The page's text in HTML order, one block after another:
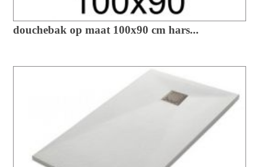
douchebak op maat 100x90 cm hars...